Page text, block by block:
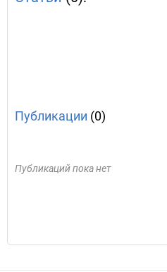
Публикации (0)
Публикаций пока нет